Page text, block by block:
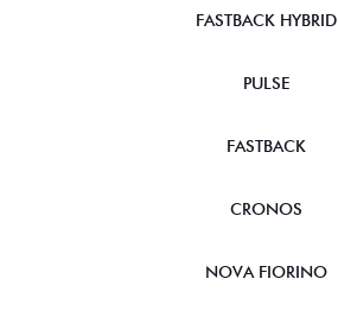
FASTBACK HYBRID
PULSE
FASTBACK
CRONOS
NOVA FIORINO